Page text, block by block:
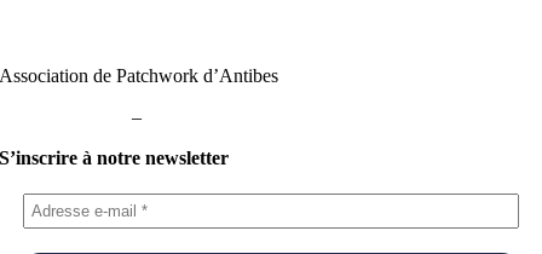
Association de Patchwork d’Antibes
–
S’inscrire à notre newsletter